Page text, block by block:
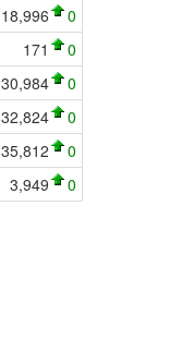
18,996 0
171 0
30,984 0
32,824 0
35,812 0
3,949
0